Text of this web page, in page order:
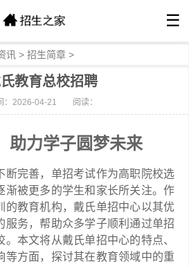
☰
讯 > 招生简章 >
教育总校招聘
：2026-04-21 阅读：
助力学子圆梦未来
断完善，单招考试作为高职院校选
渐被更多的学生和家长所关注。作
的教育机构，戴氏单招中心以其优
服务，帮助众多学子顺利通过单招
本文将从戴氏单招中心的特点、
等方面，探讨其在教育领域中的重